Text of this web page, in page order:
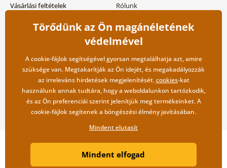
Vásárlási feltételek
Szállítási és fizetési módok
Rólunk
Blog
Kapcsolat
Nagykereskedelmi
együttműködés
Copyright ©2019 © Dovido.hu.
Litvanyi.sk| A webáruházat készítette
Törődünk az Ön magánéletének
védelmével
A cookie-fájlok segítségével gyorsan megtalálhatja azt, amire
szüksége van. Megtakarítják az Ön idejét, és megakadályozzák
az irreleváns hirdetések megjelenítését.cookies-kat
használunk annak tudtára, hogy a weboldalunkon tartózkodik,
és az Ön preferenciái szerint jelenítjük meg termékeinket. A
cookie-fájlok segítenek a böngészési élmény javításában.
Mindent elutasít
Mindent elfogad